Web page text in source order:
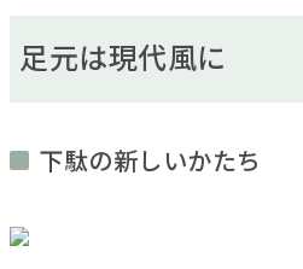
足元は現代風に
下駄の新しいかたち